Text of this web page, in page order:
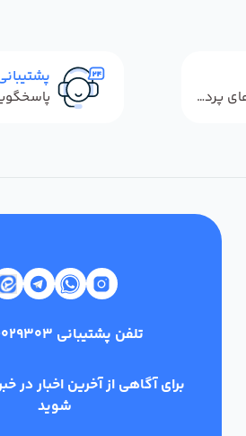
استفاده از روش‌های پرداخت امن
تلفن پشتیبانی
برای آگاهی از آخرین اخبار در
شوید